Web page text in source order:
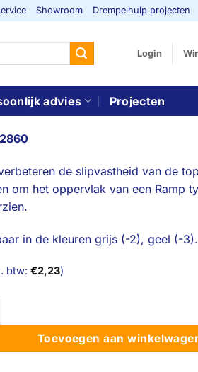
Showroom Drempelhulp projecten
Login
advies Projecten
de slipvastheid van de
om het oppervlak van een Ramp
in de kleuren grijs (-2), geel (-3).
btw: €2,23)
Ramp II aantal
Toevoegen aan